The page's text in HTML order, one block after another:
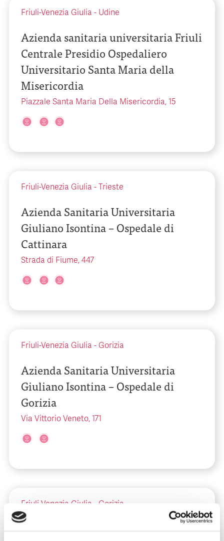
Friuli-Venezia Giulia - Udine
Azienda sanitaria universitaria Friuli
Centrale Presidio Ospedaliero
Universitario Santa Maria della
Misericordia
Piazzale Santa Maria Della Misericordia, 15
Friuli-Venezia Giulia - Trieste
Azienda Sanitaria Universitaria
Giuliano Isontina – Ospedale di
Cattinara
Strada di Fiume, 447
Friuli-Venezia Giulia - Gorizia
Azienda Sanitaria Universitaria
Giuliano Isontina – Ospedale di
Gorizia
Via Vittorio Veneto, 171
Friuli-Venezia Giulia Gorizia
Azienda Sanitaria Universitaria